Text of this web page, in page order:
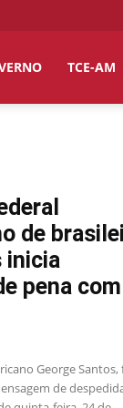
TCE-AM
de
inicia
pena com
George
de